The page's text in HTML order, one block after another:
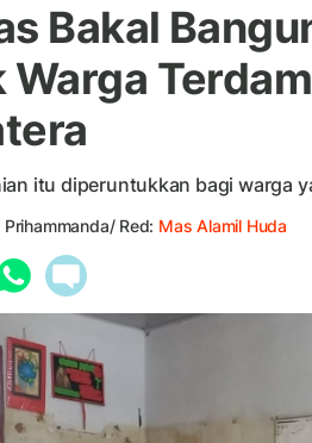
Bakal
Warga
itu diperuntukkan bagi warga
Red: Mas Alamil Huda